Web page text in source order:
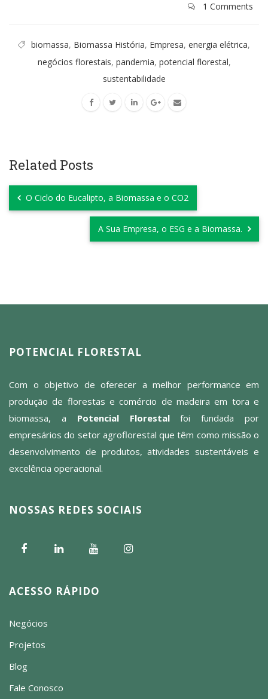
1 Comments
biomassa, Biomassa História, Empresa, energia elétrica,
negócios florestais, pandemia, potencial florestal,
sustentabilidade
Related Posts
O Ciclo do Eucalipto, a Biomassa e o CO2
A Sua Empresa, o ESG e a Biomassa.
POTENCIAL FLORESTAL
Com o objetivo de oferecer a melhor performance em
produção de florestas e comércio de madeira em tora e
biomassa, a Potencial Florestalfoi fundada por
empresários do setor agroflorestal que têm como missão o
desenvolvimento de produtos, atividades sustentáveis e
excelência operacional.
NOSSAS REDES SOCIAIS
ACESSO RÁPIDO
Negócios
Projetos
Blog
Fale Conosco